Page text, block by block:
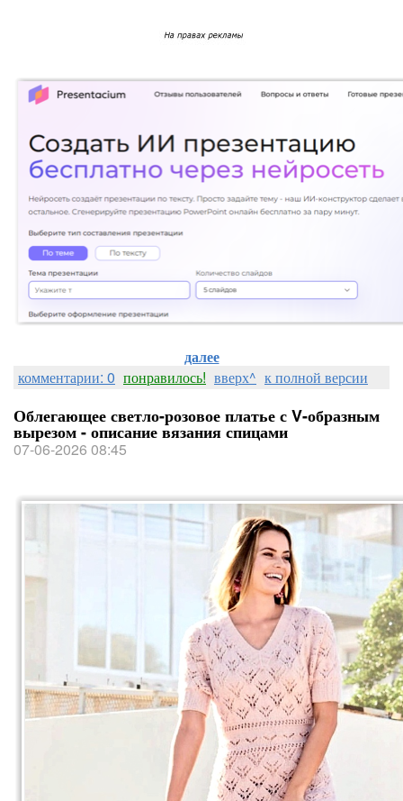
далее
комментарии: 0 понравилось! вверх^ к полной версии
Облегающее светло-розовое платье с V-образным
вырезом - описание вязания спицами
07-06-2026 08:45